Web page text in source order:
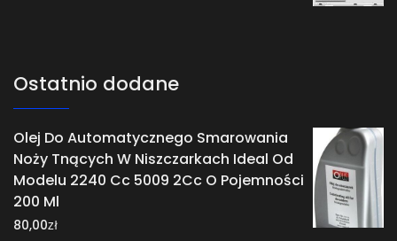
Ostatnio dodane
Olej Do Automatycznego Smarowania
Noży Tnących W Niszczarkach Ideal Od
Modelu 2240 Cc 5009 2Cc O Pojemności
200 Ml
80,00zł